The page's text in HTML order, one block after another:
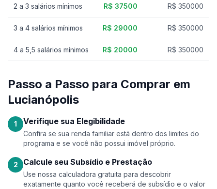
2 a 3 salários mínimos R$ 37500 R$ 350000
3 a 4 salários mínimos R$ 29000 R$ 350000
4 a 5,5 salários mínimos R$ 20000 R$ 350000
Passo a Passo para Comprar em
Lucianópolis
1 Verifique sua Elegibilidade
Confira se sua renda familiar está dentro dos limites do
programa e se você não possui imóvel próprio.
2 Calcule seu Subsídio e Prestação
Use nossa calculadora gratuita para descobrir
exatamente quanto você receberá de subsídio e o valor